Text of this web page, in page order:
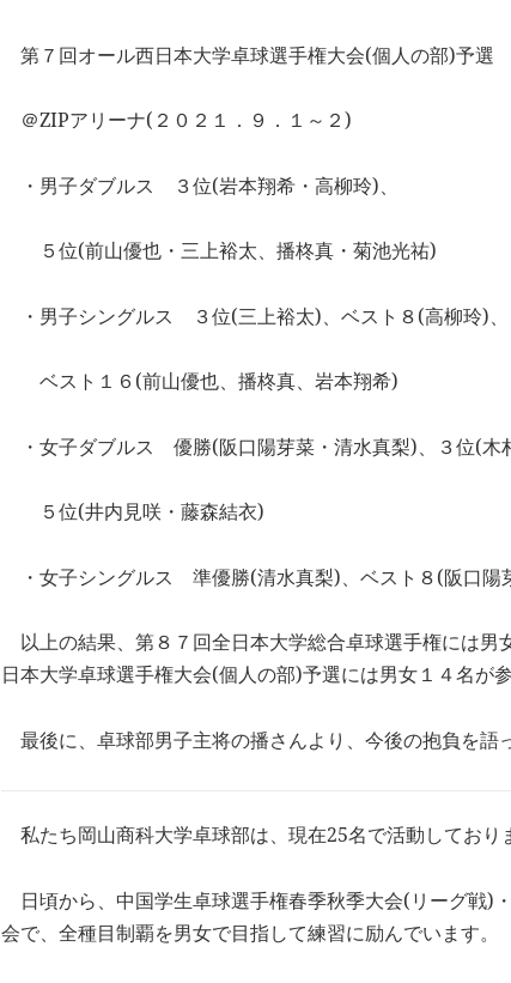
第７回オール西日本大学卓球選手権大会(個人の部)予選
＠ZIPアリーナ(２０２１．９．１～２)
・男子ダブルス ３位(岩本翔希・高柳玲)、
５位(前山優也・三上裕太、播柊真・菊池光祐)
・男子シングルス ３位(三上裕太)、ベスト８(高柳玲)、
ベスト１６(前山優也、播柊真、岩本翔希)
・女子ダブルス 優勝(阪口陽芽菜・清水真梨)、３位(木
５位(井内見咲・藤森結衣)
・女子シングルス 準優勝(清水真梨)、ベスト８(阪口陽
以上の結果、第８７回全日本大学総合卓球選手権には男
日本大学卓球選手権大会(個人の部)予選には男女１４名が
最後に、卓球部男子主将の播さんより、今後の抱負を語
私たち岡山商科大学卓球部は、現在25名で活動しており
日頃から、中国学生卓球選手権春季秋季大会(リーグ戦)
会で、全種目制覇を男女で目指して練習に励んでいます。